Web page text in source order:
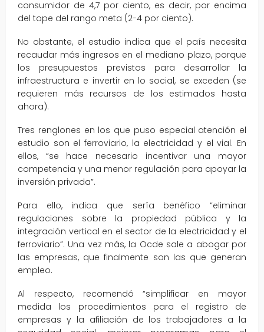
consumidor de 4,7 por ciento, es decir, por encima
del tope del rango meta (2-4 por ciento).
No obstante, el estudio indica que el país necesita
recaudar más ingresos en el mediano plazo, porque
los presupuestos previstos para desarrollar la
infraestructura e invertir en lo social, se exceden (se
requieren más recursos de los estimados hasta
ahora).
Tres renglones en los que puso especial atención el
estudio son el ferroviario, la electricidad y el vial. En
ellos, “se hace necesario incentivar una mayor
competencia y una menor regulación para apoyar la
inversión privada”.
Para ello, indica que sería benéfico “eliminar
regulaciones sobre la propiedad pública y la
integración vertical en el sector de la electricidad y el
ferroviario”. Una vez más, la Ocde sale a abogar por
las empresas, que finalmente son las que generan
empleo.
Al respecto, recomendó “simplificar en mayor
medida los procedimientos para el registro de
empresas y la afiliación de los trabajadores a la